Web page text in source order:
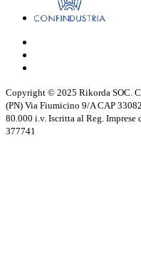
Copyright © 2025 Rikorda SOC.
(PN) Via Fiumicino 9/A CAP
80.000 i.v. Iscritta al Reg.
377741